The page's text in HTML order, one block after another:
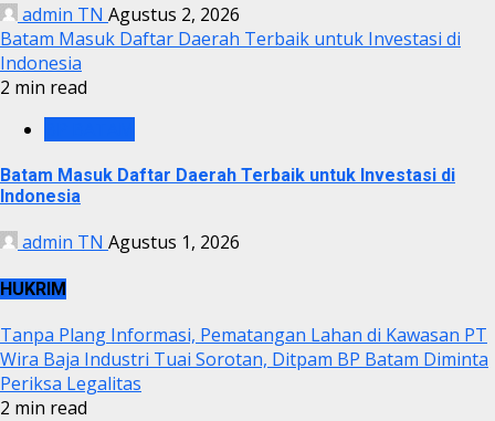
admin TN Agustus 2, 2026
Batam Masuk Daftar Daerah Terbaik untuk Investasi di
Indonesia
2 min read
Batam Masuk Daftar Daerah Terbaik untuk Investasi di
Indonesia
admin TN Agustus 1, 2026
HUKRIM
Tanpa Plang Informasi, Pematangan Lahan di Kawasan PT
Wira Baja Industri Tuai Sorotan, Ditpam BP Batam Diminta
Periksa Legalitas
2 min read